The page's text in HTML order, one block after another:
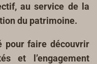
au service de la
du patrimoine.
pour faire découvrir
et l’engagement